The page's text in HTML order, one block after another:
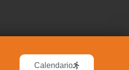
Calendario